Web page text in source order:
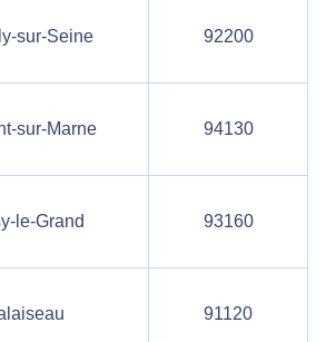
sur-Seine 92200
sur-Marne 94130
le-Grand 93160
91120